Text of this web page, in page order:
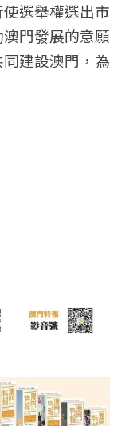
選舉權選出市
門發展的意願
建設澳門，為